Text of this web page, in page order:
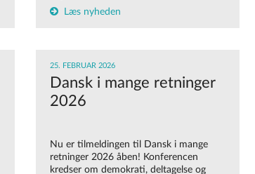
Læs nyheden
25. FEBRUAR 2026
Dansk i mange retninger
2026
Nu er tilmeldingen til Dansk i mange
retninger 2026 åben! Konferencen
kredser om demokrati, deltagelse og